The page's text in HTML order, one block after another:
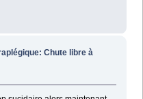
Chute libre à